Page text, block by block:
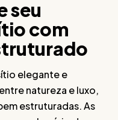
seu
com
elegante e
natureza e luxo,
estruturadas. As